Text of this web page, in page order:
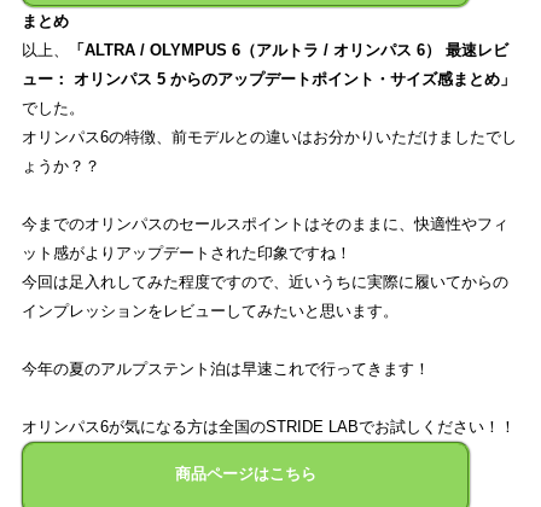
まとめ
以上、
「ALTRA / OLYMPUS 6（アルトラ / オリンパス 6） 最速レビ
ュー： オリンパス 5 からのアップデートポイント・サイズ感まとめ」
でした。
オリンパス6の特徴、前モデルとの違いはお分かりいただけましたでし
ょうか？？
今までのオリンパスのセールスポイントはそのままに、快適性やフィ
ット感がよりアップデートされた印象ですね！
今回は足入れしてみた程度ですので、近いうちに実際に履いてからの
インプレッションをレビューしてみたいと思います。
今年の夏のアルプステント泊は早速これで行ってきます！
オリンパス6が気になる方は全国のSTRIDE LABでお試しください！！
商品ページはこちら